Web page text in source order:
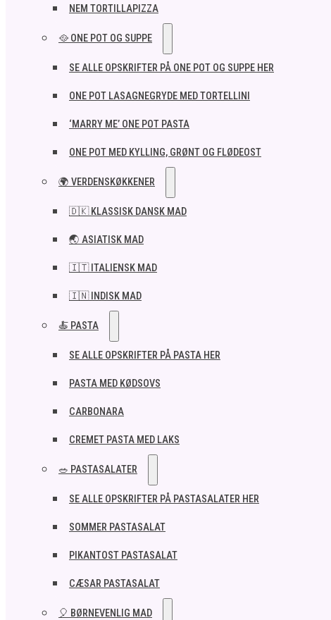
NEM TORTILLAPIZZA
🥘 ONE POT OG SUPPE
SE ALLE OPSKRIFTER PÅ ONE POT OG SUPPE HER
ONE POT LASAGNEGRYDE MED TORTELLINI
‘MARRY ME’ ONE POT PASTA
ONE POT MED KYLLING, GRØNT OG FLØDEOST
🌍 VERDENSKØKKENER
🇩🇰 KLASSISK DANSK MAD
🌏 ASIATISK MAD
🇮🇹 ITALIENSK MAD​
🇮🇳 INDISK MAD​
🍝 PASTA
SE ALLE OPSKRIFTER PÅ PASTA HER
PASTA MED KØDSOVS
CARBONARA
CREMET PASTA MED LAKS
🥗 PASTASALATER
SE ALLE OPSKRIFTER PÅ PASTASALATER HER
SOMMER PASTASALAT
PIKANTOST PASTASALAT
CÆSAR PASTASALAT
🎈 BØRNEVENLIG MAD